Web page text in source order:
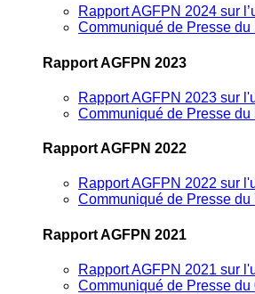
Rapport AGFPN 2024 sur
Communiqué de Presse du
Rapport AGFPN 2023
Rapport AGFPN 2023 sur
Communiqué de Presse du
Rapport AGFPN 2022
Rapport AGFPN 2022 sur
Communiqué de Presse du
Rapport AGFPN 2021
Rapport AGFPN 2021 sur
Communiqué de Presse du